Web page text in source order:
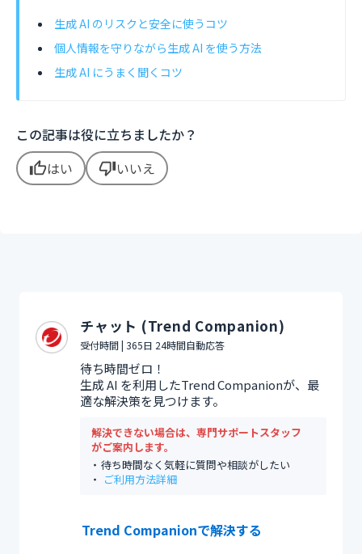
生成 AI のリスクと安全に使うコツ
個人情報を守りながら生成 AI を使う方法
生成 AI にうまく聞くコツ
この記事は役に立ちましたか？
thumb_upはい thumb_downいいえ
チャット (Trend Companion)
受付時間 | 365日 24時間自動応答
待ち時間ゼロ！
生成 AI を利用したTrend Companionが、最
適な解決策を見つけます。
解決できない場合は、専門サポートスタッフ
がご案内します。
待ち時間なく気軽に質問や相談がしたい
ご利用方法詳細
Trend Companionで解決する